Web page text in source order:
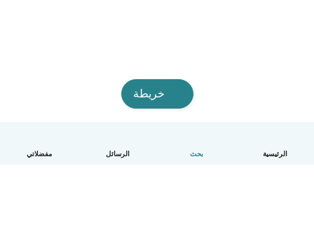
الرئيسية بحث الرسائل مفضلاتي
خريطة